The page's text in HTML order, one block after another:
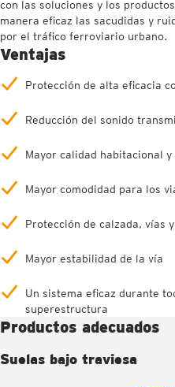
con las soluciones y los
manera eficaz las sacudidas y
por el tráfico ferroviario urbano.
Ventajas
Protección de alta eficacia
Reducción del sonido
Mayor calidad habitacional
Mayor comodidad para los
Protección de calzada, vías
Mayor estabilidad de la vía
Un sistema eficaz durante
superestructura
Productos adecuados
Suelas bajo traviesa